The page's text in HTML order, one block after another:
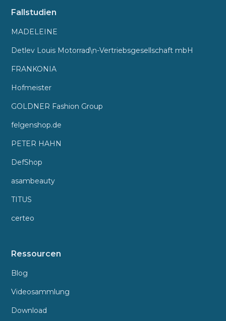
Fallstudien
MADELEINE
Detlev Louis Motorrad\n-Vertriebsgesellschaft mbH
FRANKONIA
Hofmeister
GOLDNER Fashion Group
felgenshop.de
PETER HAHN
DefShop
asambeauty
TITUS
certeo
Ressourcen
Blog
Videosammlung
Download